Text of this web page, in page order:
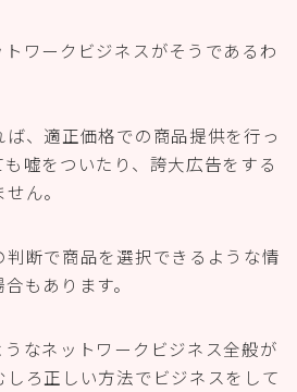
トワークビジネスがそうであるわ
、適正価格での商品提供を行っ
嘘をついたり、誇大広告をする
ん。
判断で商品を選択できるような情
もあります。
なネットワークビジネス全般が
ろ正しい方法でビジネスをして